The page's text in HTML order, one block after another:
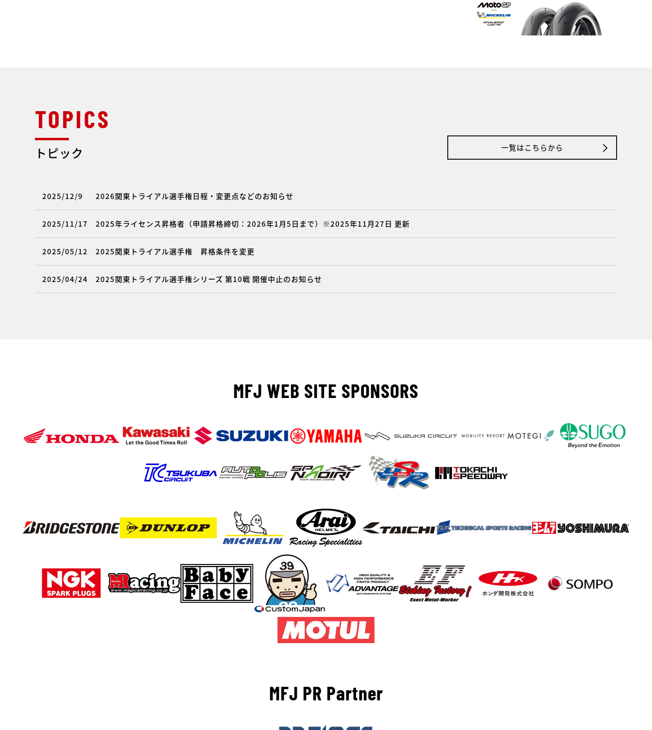
トピック
2025/12/9 2026関東トライアル選手権日程・変更点などのお知らせ
2025/11/17 2025年ライセンス昇格者（申請昇格締切：2026年1月5日まで）※2025年11月27日 更新
2025/05/12 2025関東トライアル選手権 昇格条件を変更
2025/04/24 2025関東トライアル選手権シリーズ 第10戦 開催中止のお知らせ
一覧はこちらから
MFJ WEB SITE SPONSORS
MFJ PR Partner